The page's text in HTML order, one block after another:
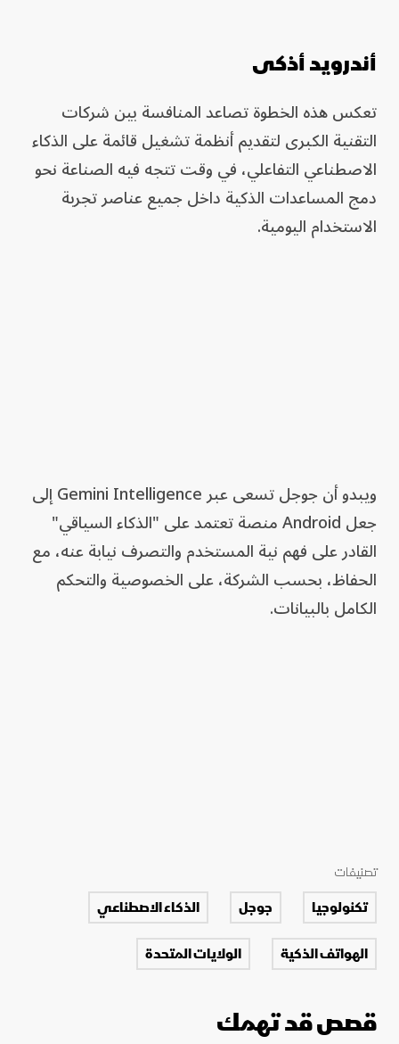
أندرويد أذكى
تعكس هذه الخطوة تصاعد المنافسة بين شركات
التقنية الكبرى لتقديم أنظمة تشغيل قائمة على الذكاء
الاصطناعي التفاعلي، في وقت تتجه فيه الصناعة نحو
دمج المساعدات الذكية داخل جميع عناصر تجربة
الاستخدام اليومية.
ويبدو أن جوجل تسعى عبر Gemini Intelligence إلى
جعل Android منصة تعتمد على "الذكاء السياقي"
القادر على فهم نية المستخدم والتصرف نيابة عنه، مع
الحفاظ، بحسب الشركة، على الخصوصية والتحكم
الكامل بالبيانات.
تصنيفات
تكنولوجيا جوجل
الذكاء الاصطناعي
الهواتف الذكية
الولايات المتحدة
قصص قد تهمك